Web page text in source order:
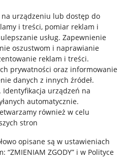
urządzeniu lub dostęp do
i treści, pomiar reklam i
usług. Zapewnienie
oszustwom i naprawianie
reklam i treści.
prywatności oraz informowanie
danych z innych źródeł.
. Identyfikacja urządzeń na
automatycznie.
również w celu
stron
opisane są w ustawieniach
ZGODY” i w Polityce
Cyfrowych